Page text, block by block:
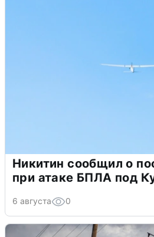
Никитин сообщил о
при атаке БПЛА под
6 августа 0